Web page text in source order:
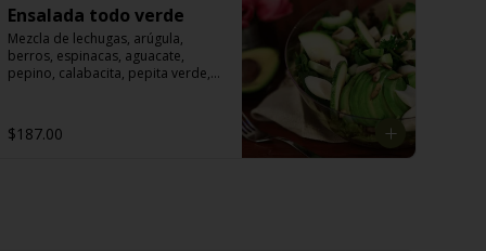
Ensalada todo verde
Mezcla de lechugas, arúgula,
berros, espinacas, aguacate,
pepino, calabacita, pepita verde,
$187.00